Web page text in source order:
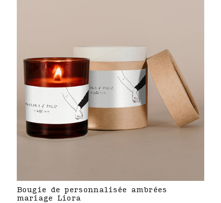
Bougie de personnalisée ambrées
mariage Liora